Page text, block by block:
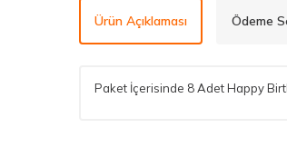
Ürün Açıklaması Ödeme
Paket İçerisinde 8 Adet Happy